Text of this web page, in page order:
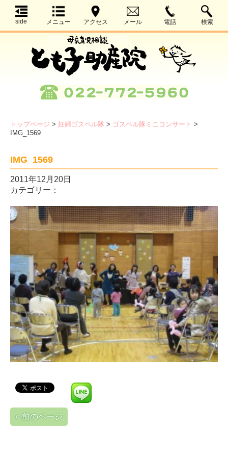
side メニュー アクセス メール 電話 検索
トップページ > 妊婦ゴスペル隊 > ゴスペル隊ミニコンサート >
IMG_1569
IMG_1569
2011年12月20日
カテゴリー：
« 前のページ